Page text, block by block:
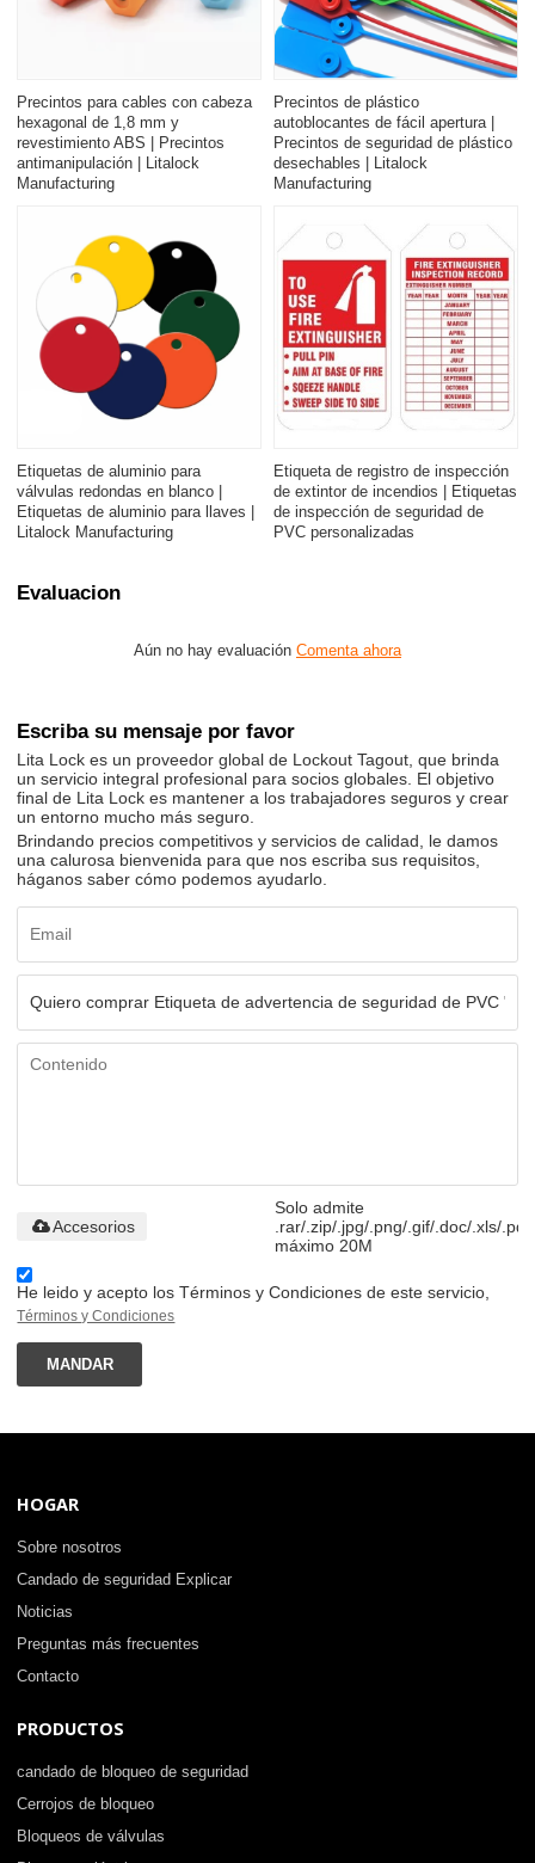
Precintos para cables con cabeza
hexagonal de 1,8 mm y
revestimiento ABS | Precintos
antimanipulación | Litalock
Manufacturing
Precintos de plástico
autoblocantes de fácil apertura |
Precintos de seguridad de plástico
desechables | Litalock
Manufacturing
Etiquetas de aluminio para
válvulas redondas en blanco |
Etiquetas de aluminio para llaves |
Litalock Manufacturing
Etiqueta de registro de inspección
de extintor de incendios | Etiquetas
de inspección de seguridad de
PVC personalizadas
Evaluacion
Aún no hay evaluación Comenta ahora
Escriba su mensaje por favor
Lita Lock es un proveedor global de Lockout Tagout, que brinda
un servicio integral profesional para socios globales. El objetivo
final de Lita Lock es mantener a los trabajadores seguros y crear
un entorno mucho más seguro.
Brindando precios competitivos y servicios de calidad, le damos
una calurosa bienvenida para que nos escriba sus requisitos,
háganos saber cómo podemos ayudarlo.
Solo admite
.rar/.zip/.jpg/.png/.gif/.doc/.xls/.pdf,
máximo 20M
Accesorios
He leido y acepto los Términos y Condiciones de este servicio,
Términos y Condiciones
MANDAR
HOGAR
Sobre nosotros
Candado de seguridad Explicar
Noticias
Preguntas más frecuentes
Contacto
PRODUCTOS
candado de bloqueo de seguridad
Cerrojos de bloqueo
Bloqueos de válvulas